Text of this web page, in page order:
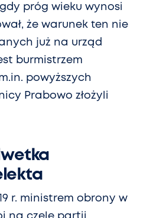
próg wieku wynosi
że warunek ten nie
już na urząd
burmistrzem
powyższych
Prabowo złożyli
r. ministrem obrony w
na czele partii